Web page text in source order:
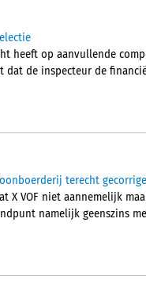
heeft op aanvullende
dat de inspecteur de
terecht
X VOF niet aannemelijk
namelijk geenszins